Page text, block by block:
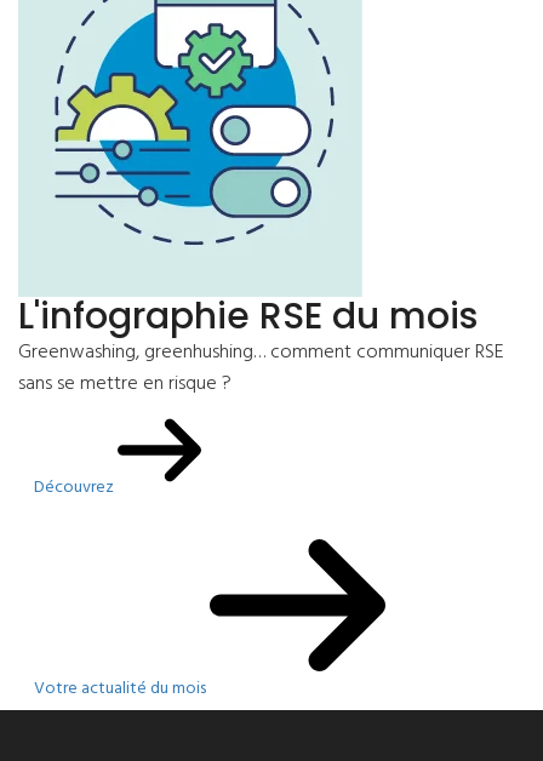
L'infographie RSE du mois
Greenwashing, greenhushing… comment communiquer RSE
sans se mettre en risque ?
Découvrez
Votre actualité du mois